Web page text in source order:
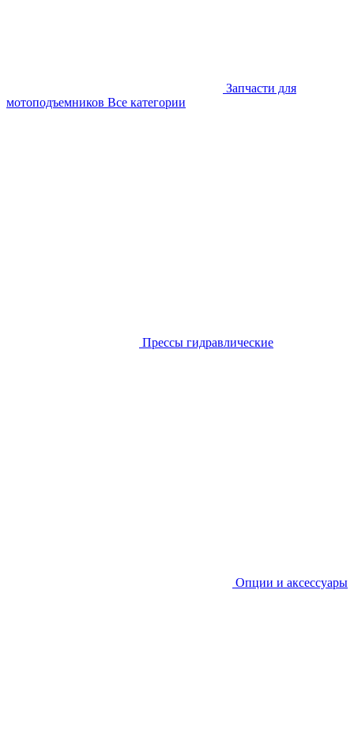
Запчасти для
мотоподъемников Все категории
Прессы гидравлические
Опции и аксессуары